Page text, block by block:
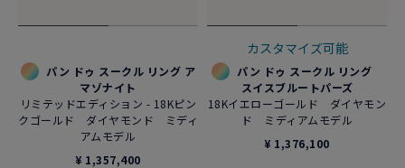
パン ドゥ スークル リング ア
マゾナイト
リミテッドエディション - 18Kピン
クゴールド ダイヤモンド ミディ
アムモデル
¥ 1,357,400
カスタマイズ可能
パン ドゥ スークル リング
スイスブルートパーズ
18Kイエローゴールド ダイヤモン
ド ミディアムモデル
¥ 1,376,100